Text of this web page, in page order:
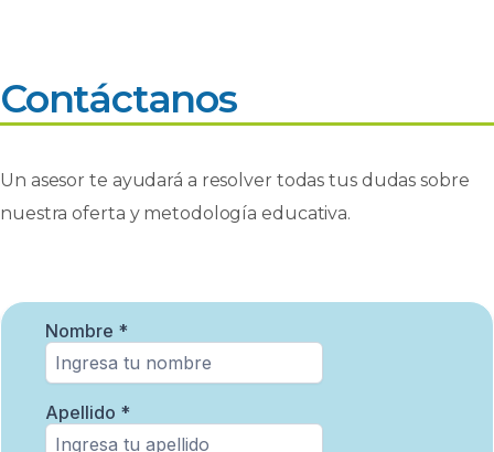
Contáctanos
Un asesor te ayudará a resolver todas tus dudas sobre
nuestra oferta y metodología educativa.